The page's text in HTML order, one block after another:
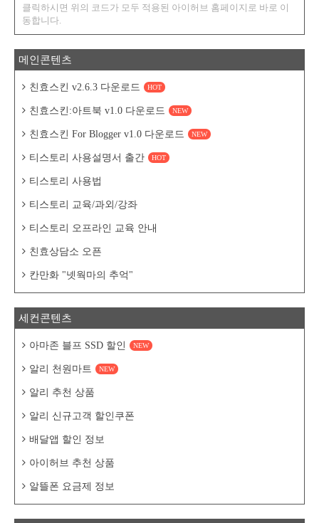
클릭하시면 위의 코드가 모두 적용된 아이허브 홈페이지로 바로 이
동합니다.
메인콘텐츠
친효스킨 v2.6.3 다운로드 HOT
친효스킨:아트북 v1.0 다운로드 NEW
친효스킨 For Blogger v1.0 다운로드 NEW
티스토리 사용설명서 출간 HOT
티스토리 사용법
티스토리 교육/과외/강좌
티스토리 오프라인 교육 안내
친효상담소 오픈
칸만화 "넷웍마의 추억"
세컨콘텐츠
아마존 블프 SSD 할인 NEW
알리 천원마트 NEW
알리 추천 상품
알리 신규고객 할인쿠폰
배달앱 할인 정보
아이허브 추천 상품
알뜰폰 요금제 정보